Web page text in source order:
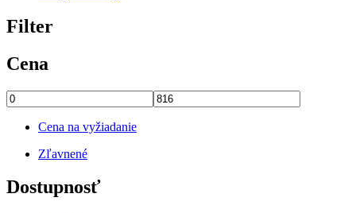
Filter
Cena
Cena na vyžiadanie
Zľavnené
Dostupnosť